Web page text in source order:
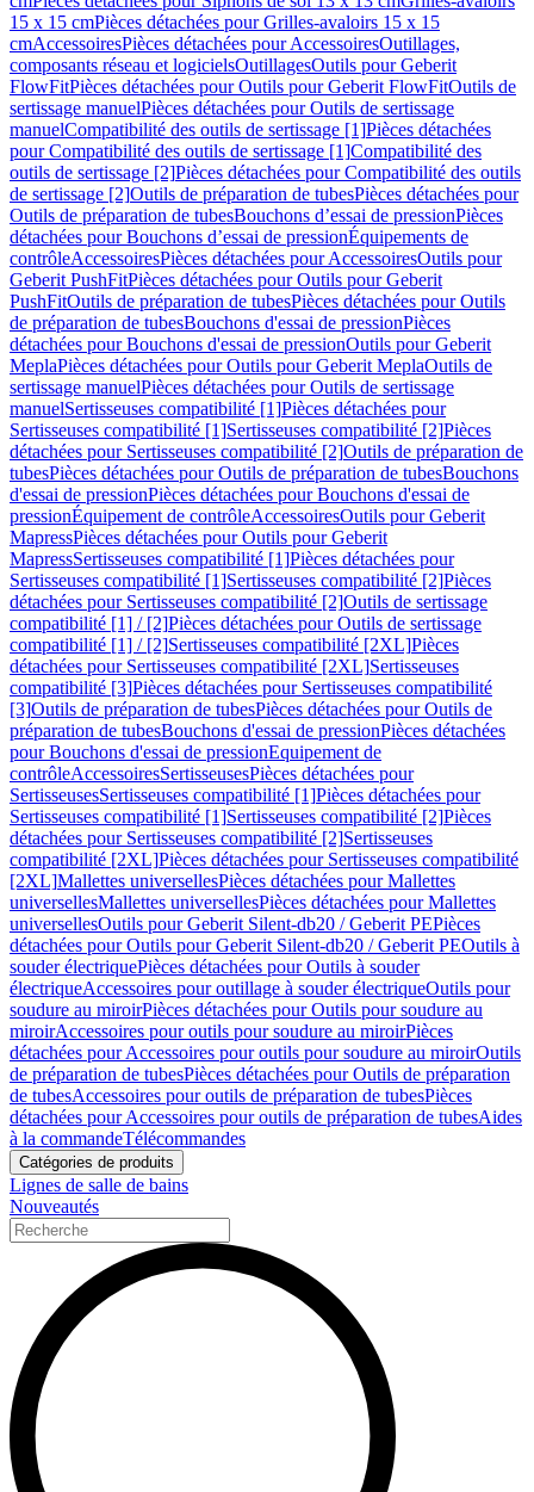
15 x 15 cmPièces détachées pour Grilles-avaloirs 15 x 15
cmAccessoiresPièces détachées pour AccessoiresOutillages,
composants réseau et logicielsOutillagesOutils pour Geberit
FlowFitPièces détachées pour Outils pour Geberit FlowFitOutils de
sertissage manuelPièces détachées pour Outils de sertissage
manuelCompatibilité des outils de sertissage [1]Pièces détachées
pour Compatibilité des outils de sertissage [1]Compatibilité des
outils de sertissage [2]Pièces détachées pour Compatibilité des outils
de sertissage [2]Outils de préparation de tubesPièces détachées pour
Outils de préparation de tubesBouchons d’essai de pressionPièces
détachées pour Bouchons d’essai de pressionÉquipements de
contrôleAccessoiresPièces détachées pour AccessoiresOutils pour
Geberit PushFitPièces détachées pour Outils pour Geberit
PushFitOutils de préparation de tubesPièces détachées pour Outils
de préparation de tubesBouchons d'essai de pressionPièces
détachées pour Bouchons d'essai de pressionOutils pour Geberit
MeplaPièces détachées pour Outils pour Geberit MeplaOutils de
sertissage manuelPièces détachées pour Outils de sertissage
manuelSertisseuses compatibilité [1]Pièces détachées pour
Sertisseuses compatibilité [1]Sertisseuses compatibilité [2]Pièces
détachées pour Sertisseuses compatibilité [2]Outils de préparation de
tubesPièces détachées pour Outils de préparation de tubesBouchons
d'essai de pressionPièces détachées pour Bouchons d'essai de
pressionÉquipement de contrôleAccessoiresOutils pour Geberit
MapressPièces détachées pour Outils pour Geberit
MapressSertisseuses compatibilité [1]Pièces détachées pour
Sertisseuses compatibilité [1]Sertisseuses compatibilité [2]Pièces
détachées pour Sertisseuses compatibilité [2]Outils de sertissage
compatibilité [1] / [2]Pièces détachées pour Outils de sertissage
compatibilité [1] / [2]Sertisseuses compatibilité [2XL]Pièces
détachées pour Sertisseuses compatibilité [2XL]Sertisseuses
compatibilité [3]Pièces détachées pour Sertisseuses compatibilité
[3]Outils de préparation de tubesPièces détachées pour Outils de
préparation de tubesBouchons d'essai de pressionPièces détachées
pour Bouchons d'essai de pressionEquipement de
contrôleAccessoiresSertisseusesPièces détachées pour
SertisseusesSertisseuses compatibilité [1]Pièces détachées pour
Sertisseuses compatibilité [1]Sertisseuses compatibilité [2]Pièces
détachées pour Sertisseuses compatibilité [2]Sertisseuses
compatibilité [2XL]Pièces détachées pour Sertisseuses compatibilité
[2XL]Mallettes universellesPièces détachées pour Mallettes
universellesMallettes universellesPièces détachées pour Mallettes
universellesOutils pour Geberit Silent-db20 / Geberit PEPièces
détachées pour Outils pour Geberit Silent-db20 / Geberit PEOutils à
souder électriquePièces détachées pour Outils à souder
électriqueAccessoires pour outillage à souder électriqueOutils pour
soudure au miroirPièces détachées pour Outils pour soudure au
miroirAccessoires pour outils pour soudure au miroirPièces
détachées pour Accessoires pour outils pour soudure au miroirOutils
de préparation de tubesPièces détachées pour Outils de préparation
de tubesAccessoires pour outils de préparation de tubesPièces
détachées pour Accessoires pour outils de préparation de tubesAides
à la commandeTélécommandes
Catégories de produits
Lignes de salle de bains
Nouveautés